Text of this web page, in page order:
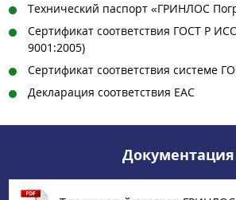
Технический паспорт «ГРИНЛОС
Сертификат соответствия ГОСТ Р
9001:2005)
Сертификат соответствия системе
Декларация соответствия ЕАС
Документация